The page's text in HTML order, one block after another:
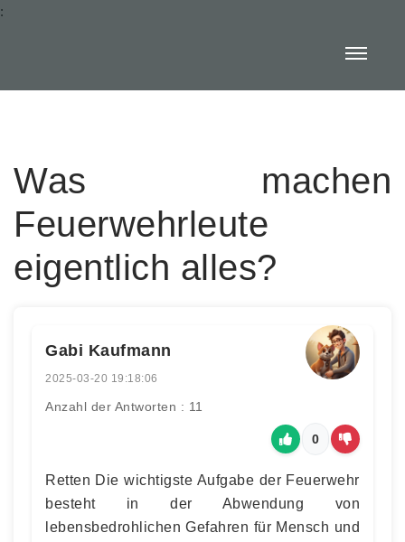
:
Was machen
Feuerwehrleute
eigentlich alles?
Gabi Kaufmann
2025-03-20 19:18:06
Anzahl der Antworten : 11
0
Retten Die wichtigste Aufgabe der Feuerwehr
besteht in der Abwendung von
lebensbedrohlichen Gefahren für Mensch und